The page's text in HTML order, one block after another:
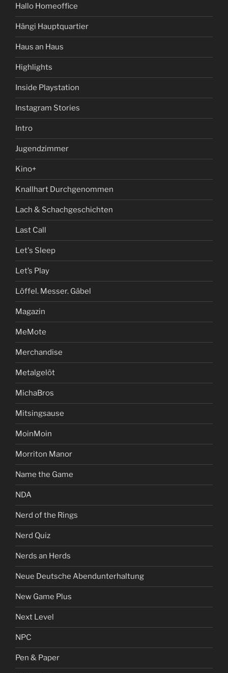
Hallo Homeoffice
Hängi Hauptquartier
Haus an Haus
Highlights
Inside Playstation
Instagram Stories
Intro
Jugendzimmer
Kino+
Knallhart Durchgenommen
Lach & Schachgeschichten
Last Call
Let's Sleep
Let’s Play
Löffel. Messer. Gäbel
Magazin
MeMote
Merchandise
Metalgelöt
MichaBros
Mitsingsause
MoinMoin
Morriton Manor
Name the Game
NDA
Nerd of the Rings
Nerd Quiz
Nerds an Herds
Neue Deutsche Abendunterhaltung
New Game Plus
Next Level
NPC
Pen & Paper